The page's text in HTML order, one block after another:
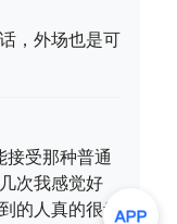
，外场也是可
接受那种普通
次我感觉好
的人真的很贵